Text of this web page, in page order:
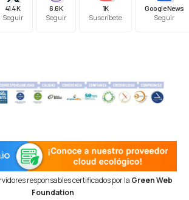
41.4K
Seguir
6.6K
Seguir
1K
Suscríbete
Google News
Seguir
responsables certificados por la Green Web
Foundation